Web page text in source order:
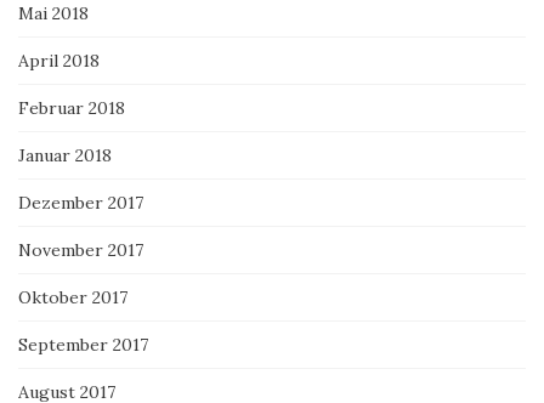
Mai 2018
April 2018
Februar 2018
Januar 2018
Dezember 2017
November 2017
Oktober 2017
September 2017
August 2017